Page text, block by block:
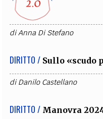
diAnna Di Stefano
DIRITTO / Sullo «scudo
diDanilo Castellano
DIRITTO / Manovra